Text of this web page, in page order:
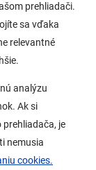
prehliadači.
sa vďaka
relevantné
analýzu
Ak si
je
nemusia
cookies.